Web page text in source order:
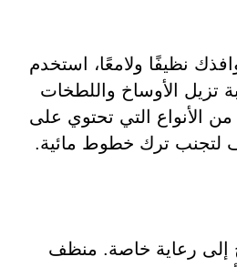
نظيفًا ولامعًا، استخدم
تزيل الأوساخ واللطخات
الأنواع التي تحتوي على
لتجنب ترك خطوط مائية.
إلى رعاية خاصة. منظف